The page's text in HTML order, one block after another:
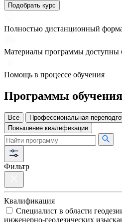
Подобрать курс
Полностью дистанционный
Материалы программы доступны
Помощь в процессе обучения
Программы обучения
Все
Профессиональная
Повышение квалификации
Фильтр
Квалификация
Специалист в области
инженерно-геодезических